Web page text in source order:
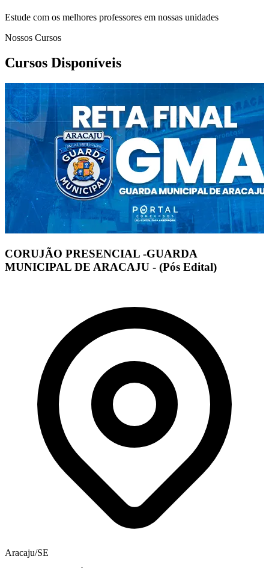
Estude com os melhores professores em nossas unidades
Nossos Cursos
Cursos Disponíveis
CORUJÃO PRESENCIAL -GUARDA
MUNICIPAL DE ARACAJU - (Pós Edital)
Aracaju/SE